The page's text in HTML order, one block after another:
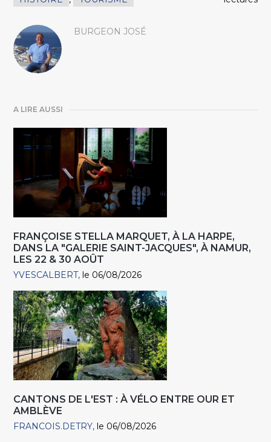
BURGEON JOSÉ
A LIRE AUSSI
FRANÇOISE STELLA MARQUET, À LA HARPE,
DANS LA "GALERIE SAINT-JACQUES", À NAMUR,
LES 22 & 30 AOÛT
YVESCALBERT le 06/08/2026
CANTONS DE L'EST : À VÉLO ENTRE OUR ET
AMBLÈVE
FRANCOIS.DETRY le 06/08/2026